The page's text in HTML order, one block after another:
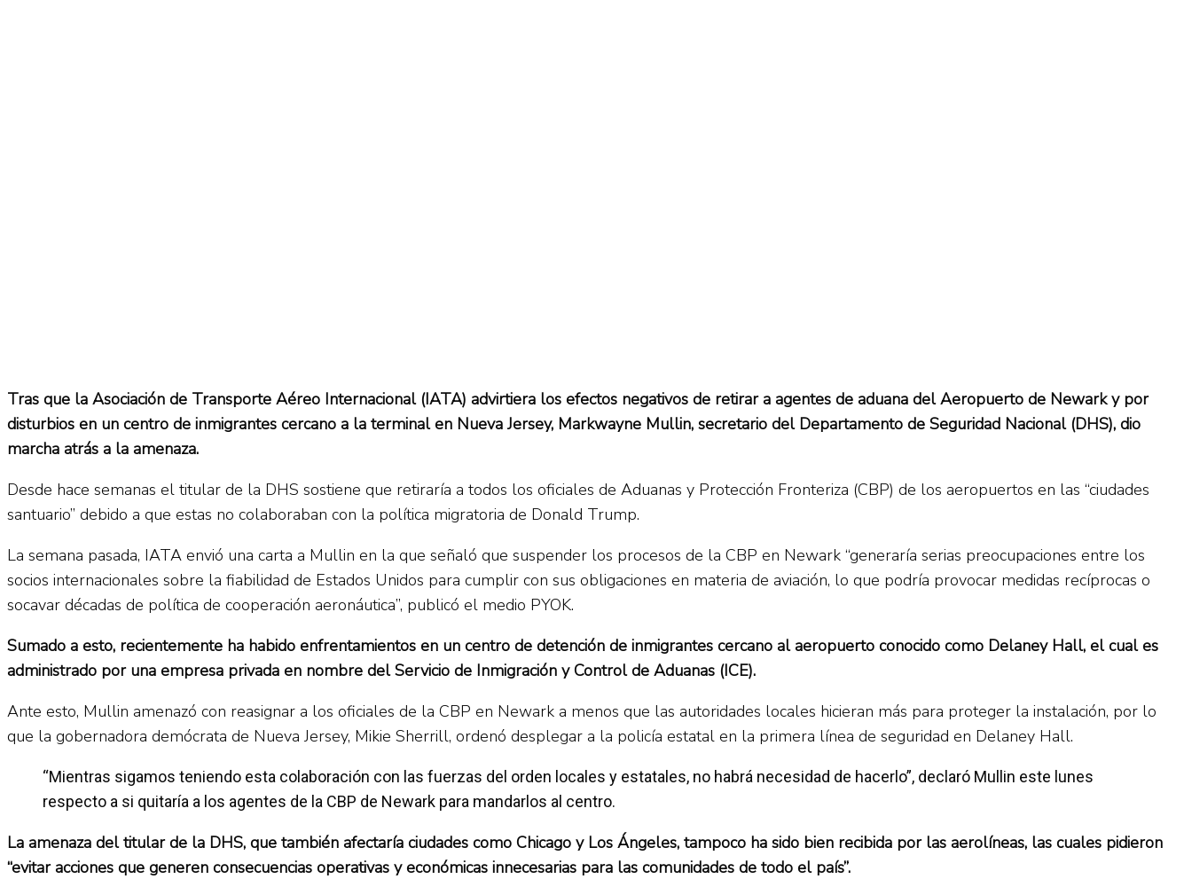
Tras que la Asociación de Transporte Aéreo Internacional (IATA) advirtiera los efectos negativos de retirar a agentes de aduana del Aeropuerto de Newark y por
disturbios en un centro de inmigrantes cercano a la terminal en Nueva Jersey, Markwayne Mullin, secretario del Departamento de Seguridad Nacional (DHS), dio
marcha atrás a la amenaza.
Desde hace semanas el titular de la DHS sostiene que retiraría a todos los oficiales de Aduanas y Protección Fronteriza (CBP) de los aeropuertos en las “ciudades
santuario” debido a que estas no colaboraban con la política migratoria de Donald Trump.
La semana pasada, IATA envió una carta a Mullin en la que señaló que suspender los procesos de la CBP en Newark “generaría serias preocupaciones entre los
socios internacionales sobre la fiabilidad de Estados Unidos para cumplir con sus obligaciones en materia de aviación, lo que podría provocar medidas recíprocas o
socavar décadas de política de cooperación aeronáutica”, publicó el medio PYOK.
Sumado a esto, recientemente ha habido enfrentamientos en un centro de detención de inmigrantes cercano al aeropuerto conocido como Delaney Hall, el cual es
administrado por una empresa privada en nombre del Servicio de Inmigración y Control de Aduanas (ICE).
Ante esto, Mullin amenazó con reasignar a los oficiales de la CBP en Newark a menos que las autoridades locales hicieran más para proteger la instalación, por lo
que la gobernadora demócrata de Nueva Jersey, Mikie Sherrill, ordenó desplegar a la policía estatal en la primera línea de seguridad en Delaney Hall.
“Mientras sigamos teniendo esta colaboración con las fuerzas del orden locales y estatales, no habrá necesidad de hacerlo”, declaró Mullin este lunes
respecto a si quitaría a los agentes de la CBP de Newark para mandarlos al centro.
La amenaza del titular de la DHS, que también afectaría ciudades como Chicago y Los Ángeles, tampoco ha sido bien recibida por las aerolíneas, las cuales pidieron
“evitar acciones que generen consecuencias operativas y económicas innecesarias para las comunidades de todo el país”.